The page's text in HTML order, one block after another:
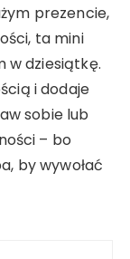
prezencie,
ta mini
w dziesiątkę.
i dodaje
sobie lub
– bo
by wywołać